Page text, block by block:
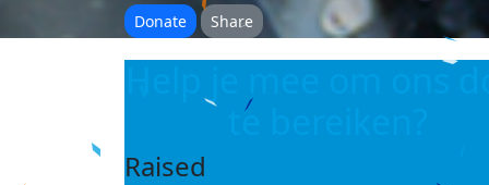
Donate Share
Help je mee om ons
te bereiken?
Raised